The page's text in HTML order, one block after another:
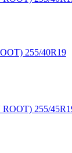
255/40R19